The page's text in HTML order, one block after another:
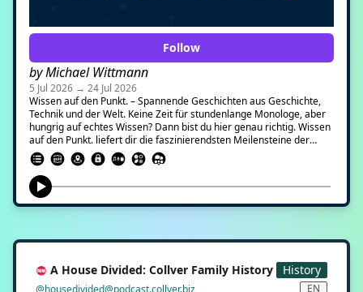
Follow
by Michael Wittmann
5 Jul 2026 → 24 Jul 2026
Wissen auf den Punkt. – Spannende Geschichten aus Geschichte,
Technik und der Welt. Keine Zeit für stundenlange Monologe, aber
hungrig auf echtes Wissen? Dann bist du hier genau richtig. Wissen
auf den Punkt. liefert dir die faszinierendsten Meilensteine der
Menschheit, verpackt in knackige Episoden von nur wenigen
Minuten. Wir reisen quer durch alle Themengebiete: Von den
verborgenen Geheimnissen der Weltgeschichte und den
bahnbrechenden Erfindungen der Technik bis hin zu den packenden
Biografien genialer Denker, Macher und Visionäre unserer Zeit.
perfekte Dosis Aha-Effekt für deine Kaffeepause, den Arbeitsweg
ein Stück neues Wissen mit!
History
A House Divided: Collver Family History
EN
@housedivided@podcast.collver.biz